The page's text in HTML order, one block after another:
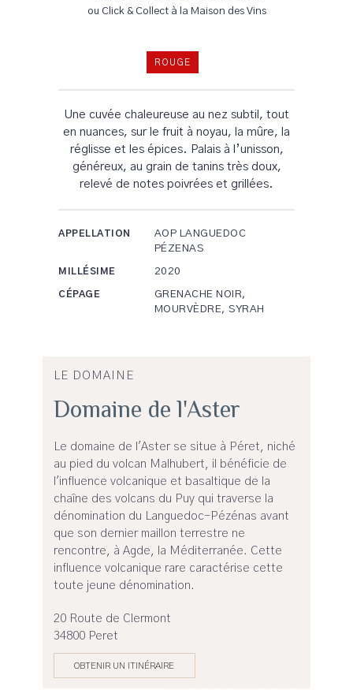
ou Click & Collect à la Maison des Vins
ROUGE
Une cuvée chaleureuse au nez subtil, tout
en nuances, sur le fruit à noyau, la mûre, la
réglisse et les épices. Palais à l’unisson,
généreux, au grain de tanins très doux,
relevé de notes poivrées et grillées.
APPELLATION
AOP LANGUEDOC
PÉZENAS
MILLÉSIME 2020
CÉPAGE
GRENACHE NOIR,
MOURVÈDRE, SYRAH
LE DOMAINE
Domaine de l'Aster
Le domaine de l'Aster se situe à Péret, niché
au pied du volcan Malhubert, il bénéficie de
l'influence volcanique et basaltique de la
chaîne des volcans du Puy qui traverse la
dénomination du Languedoc-Pézénas avant
que son dernier maillon terrestre ne
rencontre, à Agde, la Méditerranée. Cette
influence volcanique rare caractérise cette
toute jeune dénomination.
20 Route de Clermont
34800 Peret
OBTENIR UN ITINÉRAIRE